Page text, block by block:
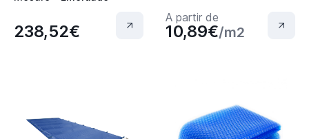
238,52€
A partir de
10,89€/m2